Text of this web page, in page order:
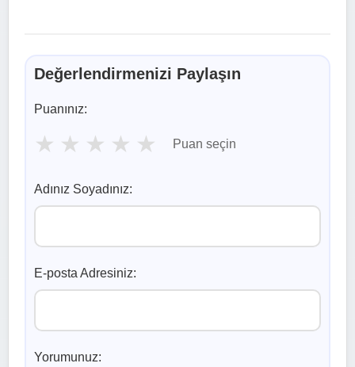
Değerlendirmenizi Paylaşın
Puanınız:
★ ★ ★ ★ ★ Puan seçin
Adınız Soyadınız:
E-posta Adresiniz:
Yorumunuz: